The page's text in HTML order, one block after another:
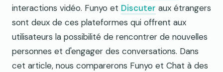
interactions vidéo. Funyo et Discuter aux étrangers
sont deux de ces plateformes qui offrent aux
utilisateurs la possibilité de rencontrer de nouvelles
personnes et d'engager des conversations. Dans
cet article, nous comparerons Funyo et Chat à des